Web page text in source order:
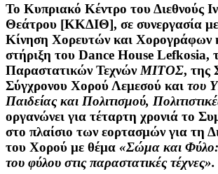
Το Κυπριακό Κέντρο του Διεθνούς
Θεάτρου [ΚΚΔΙΘ], σε συνεργασία
Κίνηση Χορευτών και Χορογράφων
στήριξη του Dance House Lefkosia,
Παραστατικών Τεχνών ΜΙΤΟΣ, της
Σύγχρονου Χορού Λεμεσού και του
Παιδείας και Πολιτισμού,
οργανώνει για τέταρτη χρονιά το
στο πλαίσιο των εορτασμών για τη
του Χορού με θέμα «Σώμα και Φύλο:
του φύλου στις παραστατικές τέχνες».